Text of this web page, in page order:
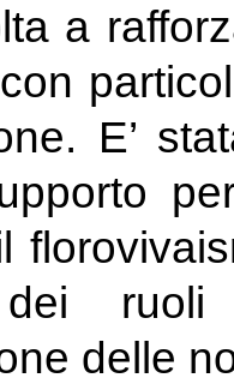
a
E’
dei
delle